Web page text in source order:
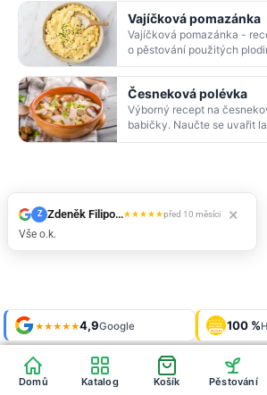
Vajíčková pomazánka
Vajíčková pomazánka -
o pěstování použitých
Česneková polévka
Výborný recept na
babičky. Naučte se uvařit
★★★★★4,9Google OVĚŘENO
ZÁKAZNÍKY
Heureka 100 %
Shop roku'24 + '25 Galerie
Domů Katalog Košík Pěstování
Z Zdeněk Filipovský★★★★★před 10 měsíci ×
Vše o.k.